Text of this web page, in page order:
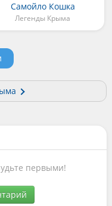
Самойло Кошка
Легенды Крыма
первыми!